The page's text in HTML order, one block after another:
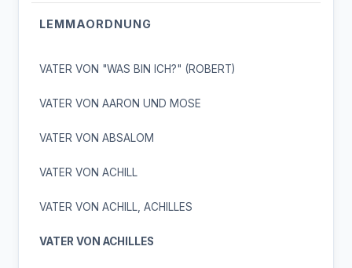
LEMMAORDNUNG
VATER VON "WAS BIN ICH?" (ROBERT)
VATER VON AARON UND MOSE
VATER VON ABSALOM
VATER VON ACHILL
VATER VON ACHILL, ACHILLES
VATER VON ACHILLES